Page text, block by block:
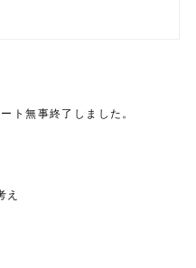
ト無事終了しました。
え